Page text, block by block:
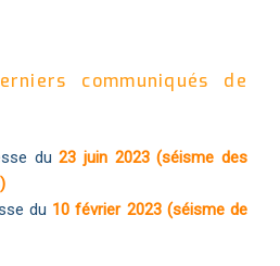
communiqués de
du23 juin 2023 (séisme des
du 10 février 2023 (séisme de